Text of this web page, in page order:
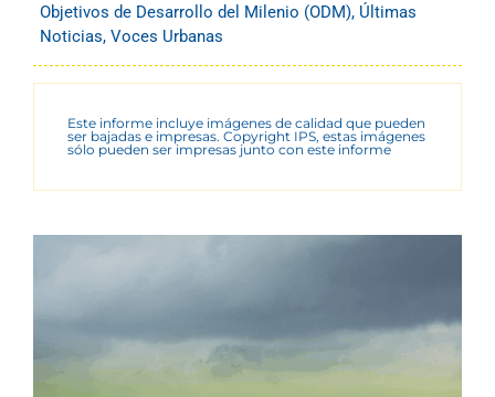
Objetivos de Desarrollo del Milenio (ODM), Últimas
Noticias, Voces Urbanas
Este informe incluye imágenes de calidad que pueden
ser bajadas e impresas. Copyright IPS, estas imágenes
sólo pueden ser impresas junto con este informe